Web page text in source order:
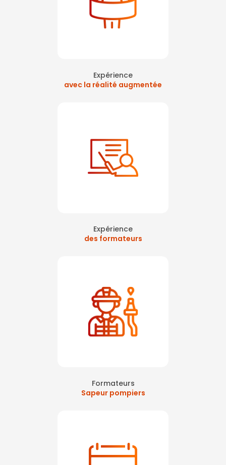
Expérience
avec la réalité augmentée
Expérience
des formateurs
Formateurs
Sapeur pompiers